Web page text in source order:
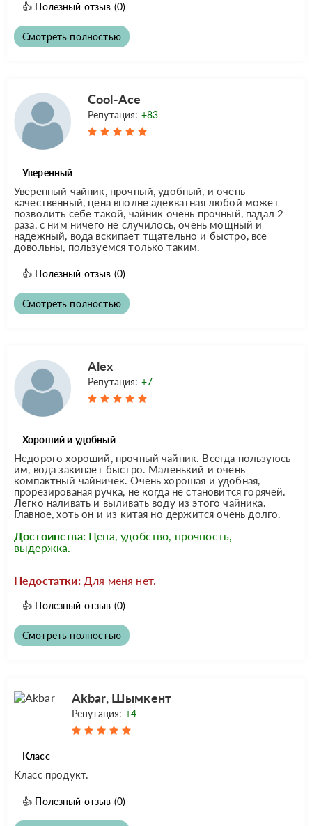
👍 Полезный отзыв (0)
Смотреть полностью
Cool-Ace
Репутация: +83
Уверенный
Уверенный чайник, прочный, удобный, и очень
качественный, цена вполне адекватная любой может
позволить себе такой, чайник очень прочный, падал 2
раза, с ним ничего не случилось, очень мощный и
надежный, вода вскипает тщательно и быстро, все
довольны, пользуемся только таким.
👍 Полезный отзыв (0)
Смотреть полностью
Alex
Репутация: +7
Хороший и удобный
Недорого хороший, прочный чайник. Всегда пользуюсь
им, вода закипает быстро. Маленький и очень
компактный чайничек. Очень хорошая и удобная,
прорезированая ручка, не когда не становится горячей.
Легко наливать и выливать воду из этого чайника.
Главное, хоть он и из китая но держится очень долго.
Достоинства: Цена, удобство, прочность,
выдержка.
Недостатки: Для меня нет.
👍 Полезный отзыв (0)
Смотреть полностью
Akbar, Шымкент
Репутация: +4
Класс
Класс продукт.
👍 Полезный отзыв (0)